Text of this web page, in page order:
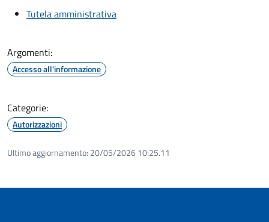
Tutela amministrativa
Argomenti:
Accesso all'informazione
Categorie:
Autorizzazioni
Ultimo aggiornamento: 20/05/2026 10:25.11